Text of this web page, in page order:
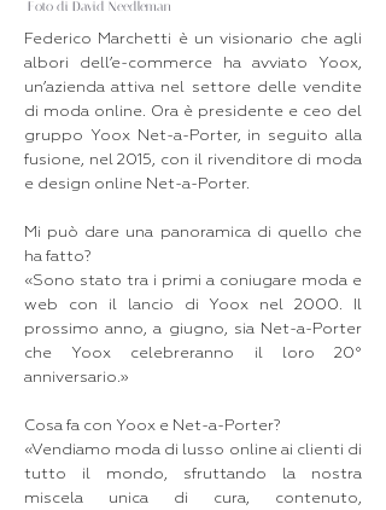
Foto di David Needleman
Federico Marchetti è un visionario che agli
albori dell’e-commerce ha avviato Yoox,
un’azienda attiva nel settore delle vendite
di moda online. Ora è presidente e ceo del
gruppo Yoox Net-a-Porter, in seguito alla
fusione, nel 2015, con il rivenditore di moda
e design online Net-a-Porter.
Mi può dare una panoramica di quello che
ha fatto?
«Sono stato tra i primi a coniugare moda e
web con il lancio di Yoox nel 2000. Il
prossimo anno, a giugno, sia Net-a-Porter
che Yoox celebreranno il loro 20°
anniversario.»
Cosa fa con Yoox e Net-a-Porter?
«Vendiamo moda di lusso online ai clienti di
tutto il mondo, sfruttando la nostra
miscela unica di cura, contenuto,